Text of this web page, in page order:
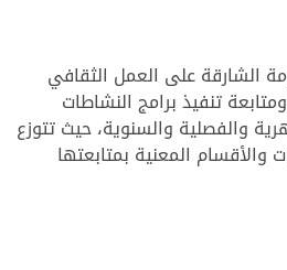
الشارقة على العمل الثقافي
تنفيذ برامج النشاطات
والفصلية والسنوية، حيث تتوزع
والأقسام المعنية بمتابعتها